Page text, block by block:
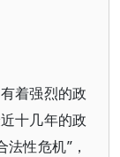
着强烈的政
十几年的政
性危机”，